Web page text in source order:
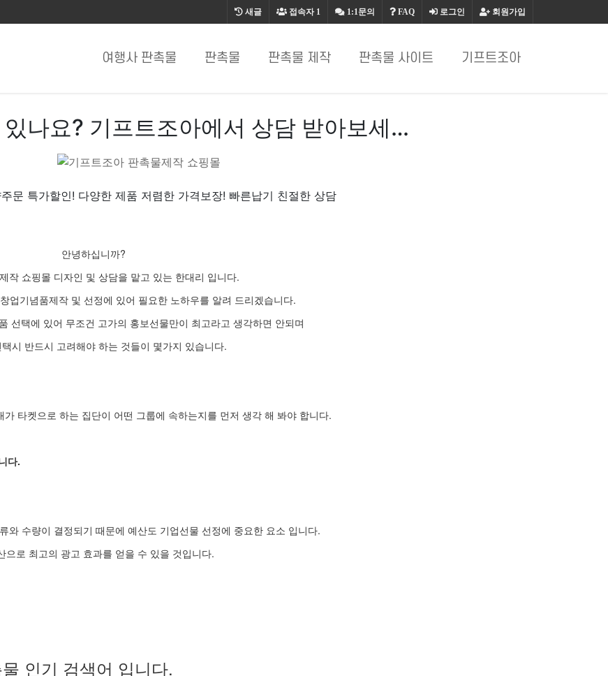
회원가입
로그인
FAQ
1:1문의
접속자1
새글
여행사 판촉물 판촉물 판촉물 제작 판촉물 사이트 기프트조아
나요? 기프트조아에서 상담 받아보세…
문 특가할인! 다양한 제품 저렴한 가격보장! 빠른납기 친절한 상담
안녕하십니까?
작 쇼핑몰 디자인 및 상담을 맡고 있는 한대리 입니다.
업기념품제작 및 선정에 있어 필요한 노하우를 알려 드리겠습니다.
선택에 있어 무조건 고가의 홍보선물만이 최고라고 생각하면 안되며
시 반드시 고려해야 하는 것들이 몇가지 있습니다.
타켓으로 하는 집단이 어떤 그룹에 속하는지를 먼저 생각 해 봐야 합니다.
다.
수량이 결정되기 때문에 예산도 기업선물 선정에 중요한 요소 입니다.
로 최고의 광고 효과를 얻을 수 있을 것입니다.
인기 검색어 입니다.